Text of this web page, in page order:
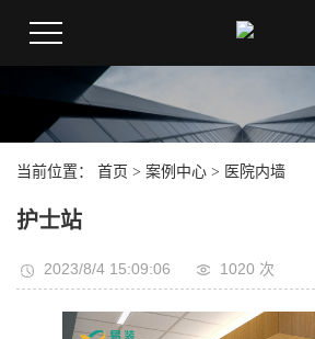
当前位置： 首页 > 案例中心 > 医院内墙
护士站
2023/8/4 15:09:06 1020 次